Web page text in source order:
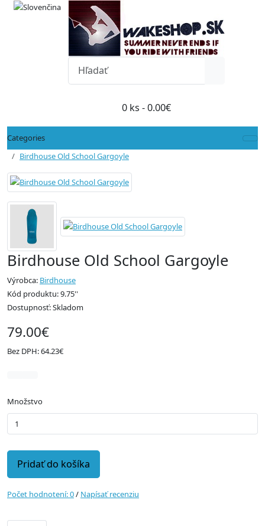
0 ks - 0.00€
Categories
Birdhouse Old School Gargoyle
Birdhouse Old School Gargoyle
Výrobca: Birdhouse
Kód produktu: 9.75''
Dostupnosť: Skladom
79.00€
Bez DPH: 64.23€
Množstvo
Pridať do košíka
Počet hodnotení: 0/ Napísať recenziu